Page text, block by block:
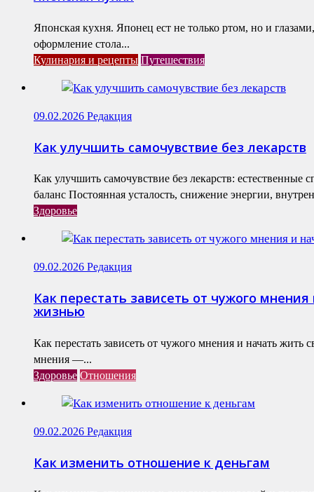
Японская кухня. Японец ест не только ртом, но и
оформление стола...
Кулинария и рецепты Путешествия
09.02.2026 Редакция
Как улучшить самочувствие без лекарств
Как улучшить самочувствие без лекарств: естественные
баланс Постоянная усталость, снижение энергии,
Здоровье
09.02.2026 Редакция
Как перестать зависеть от чужого
жизнью
Как перестать зависеть от чужого мнения и начать жить
мнения —...
Здоровье Отношения
09.02.2026 Редакция
Как изменить отношение к деньгам